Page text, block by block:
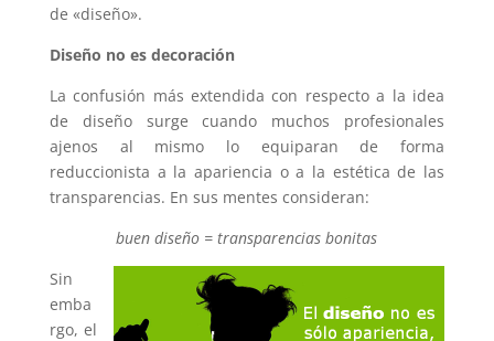
de «diseño».
Diseño no es decoración
La confusión más extendida con respecto a la idea
de diseño surge cuando muchos profesionales
ajenos al mismo lo equiparan de forma
reduccionista a la apariencia o a la estética de las
transparencias. En sus mentes consideran:
buen diseño = transparencias bonitas
Sin
emba
rgo, el